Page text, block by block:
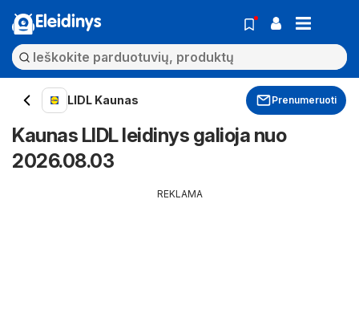
Eleidinys
LIDL Kaunas Prenumeruoti
Kaunas LIDL leidinys galioja nuo
2026.08.03
REKLAMA